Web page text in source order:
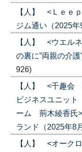
【人】 <Ｌｅｅ
ジム通い（2025
【人】 <ウエル
の裏に”両親の介
926)
【人】 <千趣会
ビジネスユニッ
ーム 荊木綾香氏
ランド（2025年8
【人】 <オーク